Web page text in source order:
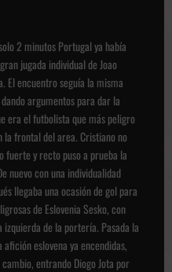
2 minutos Portugal ya había
jugada individual de Joao
El encuentro seguía la misma
argumentos para dar la
era el futbolista que más peligro
la frontal del area. Cristiano no
fuerte y recto puso a prueba la
nuevo con una individualidad
llegaba una ocasión de gol para
de Eslovenia Sesko, con
de la portería. Pasada la
eslovena ya encendidas,
entrando Diogo Jota por